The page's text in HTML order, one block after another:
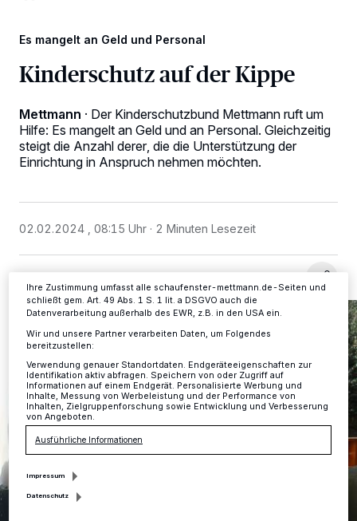
Es mangelt an Geld und Personal
Kinderschutz auf der Kippe
Mettmann · Der Kinderschutzbund Mettmann ruft um
Hilfe: Es mangelt an Geld und an Personal. Gleichzeitig
steigt die Anzahl derer, die die Unterstützung der
Einrichtung in Anspruch nehmen möchten.
02.02.2024 , 08:15 Uhr 2 Minuten Lesezeit
Wir und unsere218-Partner speichern und greifen auf
personenbezogene Daten wie Browserdaten oder eindeutige
Kennungen auf Ihrem Gerät zu. Durch Auswahl von OK aktivieren Sie
Tracking-Technologien für die unter „Wir und unsere Partner
Anzeigen möglicherweise nicht mehr so relevant für Sie. Sie können
ändern oder Ihre Einwilligung zu widerrufen, indem Sie auf den Link
Ihre Einstellungen gelten innerhalb unseres Website. Weitere
Ihre Zustimmung umfasst alle schaufenster-mettmann.de-Seiten und
schließt gem. Art. 49 Abs. 1 S. 1 lit. a DSGVO auch die
Datenverarbeitung außerhalb des EWR, z.B. in den USA ein.
Wir und unsere Partner verarbeiten Daten, um Folgendes
bereitzustellen:
Verwendung genauer Standortdaten. Endgeräteeigenschaften zur
Identifikation aktiv abfragen. Speichern von oder Zugriff auf
Informationen auf einem Endgerät. Personalisierte Werbung und
Inhalte, Messung von Werbeleistung und der Performance von
Inhalten, Zielgruppenforschung sowie Entwicklung und Verbesserung
von Angeboten.
Ausführliche Informationen
Impressum
Datenschutz